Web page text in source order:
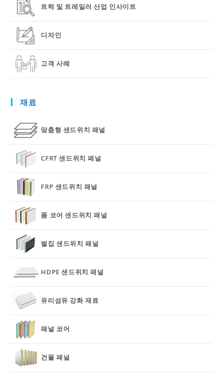
트럭 및 트레일러 산업 인사이트
디자인
고객 사례
재료
맞춤형 샌드위치 패널
CFRT 샌드위치 패널
FRP 샌드위치 패널
폼 코어 샌드위치 패널
벌집 샌드위치 패널
HDPE 샌드위치 패널
유리섬유 강화 재료
패널 코어
건물 패널